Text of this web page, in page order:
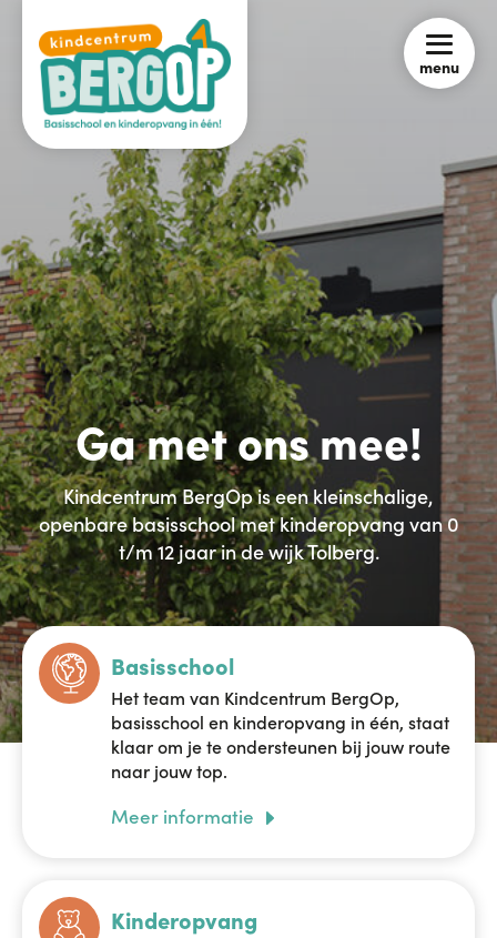
menu
Ga met ons mee!
Kindcentrum BergOp is een kleinschalige,
openbare basisschool met kinderopvang van 0
t/m 12 jaar in de wijk Tolberg.
Basisschool
Het team van Kindcentrum BergOp,
basisschool en kinderopvang in één, staat
klaar om je te ondersteunen bij jouw route
naar jouw top.
Meer informatie
Kinderopvang